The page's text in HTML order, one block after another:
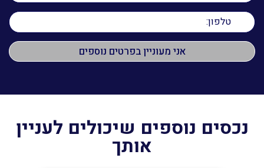
נכסים נוספים שיכולים לעניין
אותך